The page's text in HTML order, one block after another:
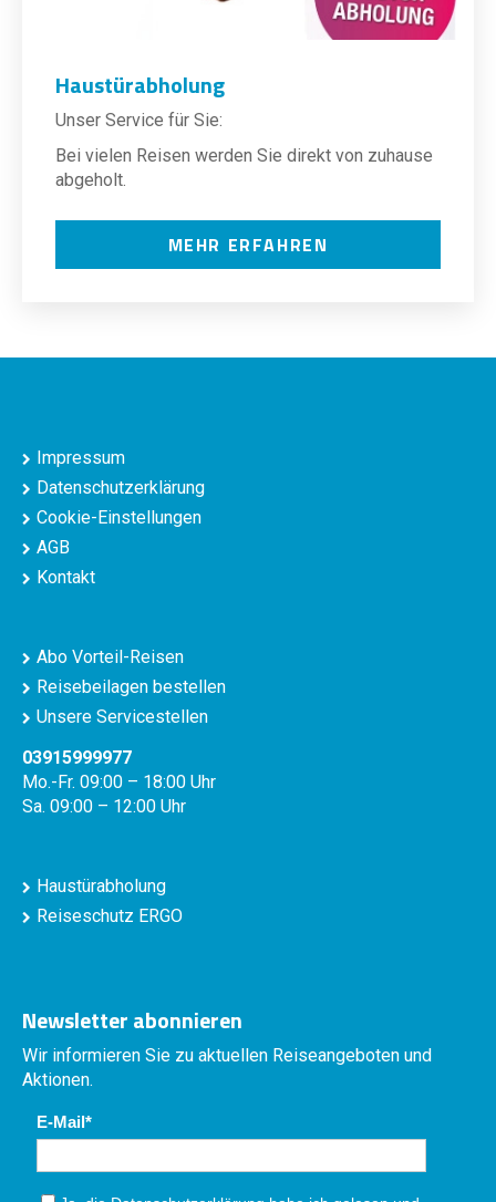
Haustürabholung
Unser Service für Sie:
Bei vielen Reisen werden Sie direkt von zuhause
abgeholt.
MEHR ERFAHREN
Impressum
Datenschutzerklärung
Cookie-Einstellungen
AGB
Kontakt
Abo Vorteil-Reisen
Reisebeilagen bestellen
Unsere Servicestellen
03915999977
Mo.-Fr. 09:00 – 18:00 Uhr
Sa. 09:00 – 12:00 Uhr
Haustürabholung
Reiseschutz ERGO
Newsletter abonnieren
Wir informieren Sie zu aktuellen Reiseangeboten und
Aktionen.
E-Mail